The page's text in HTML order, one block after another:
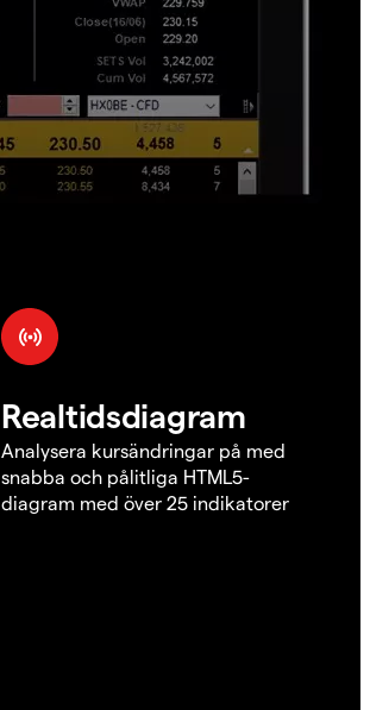
Realtidsdiagram
Analysera kursändringar på med
snabba och pålitliga HTML5-
diagram med över 25 indikatorer